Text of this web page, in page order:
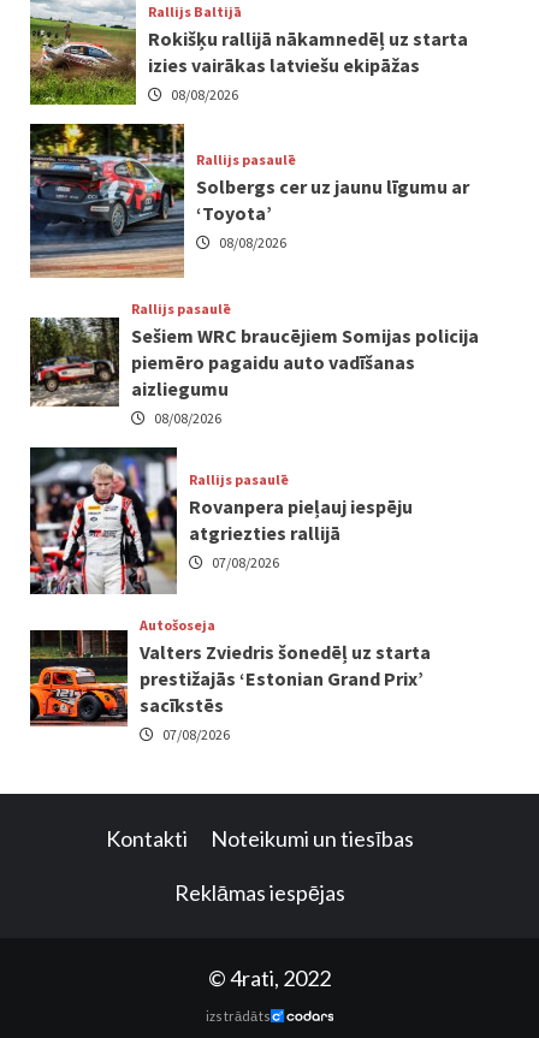
Rallijs Baltijā
Rokišķu rallijā nākamnedēļ uz starta
izies vairākas latviešu ekipāžas
08/08/2026
Rallijs pasaulē
Solbergs cer uz jaunu līgumu ar
‘Toyota’
08/08/2026
Rallijs pasaulē
Sešiem WRC braucējiem Somijas policija
piemēro pagaidu auto vadīšanas
aizliegumu
08/08/2026
Rallijs pasaulē
Rovanpera pieļauj iespēju
atgriezties rallijā
07/08/2026
Autošoseja
Valters Zviedris šonedēļ uz starta
prestižajās ‘Estonian Grand Prix’
sacīkstēs
07/08/2026
Kontakti Noteikumi un tiesības
Reklāmas iespējas
© 4rati, 2022
izstrādāts